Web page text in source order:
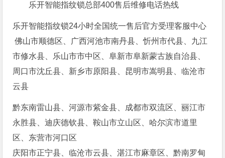
乐开智能指纹锁总部400售后维修电话热线
乐开智能指纹锁24小时全国统一售后官方受理客服中心
佛山市顺德区、广西河池市南丹县、忻州市代县、九江
市修水县、乐山市市中区、阜新市阜新蒙古族自治县、
周口市沈丘县、新乡市原阳县、昆明市嵩明县、临沧市
云县
黔东南雷山县、河源市紫金县、成都市双流区、丽江市
永胜县、迪庆德钦县、鞍山市立山区、哈尔滨市道里
区、东营市河口区
庆阳市正宁县、临沧市云县、湛江市麻章区、黔南罗甸